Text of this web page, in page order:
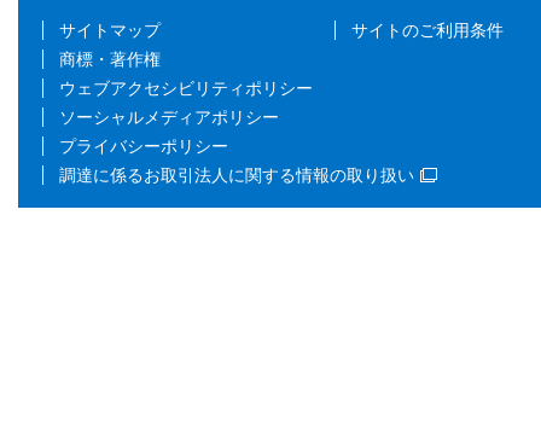
サイトマップ
サイトのご利用条件
商標・著作権
ウェブアクセシビリティポリシー
ソーシャルメディアポリシー
プライバシーポリシー
調達に係るお取引法人に関する情報の取り扱い